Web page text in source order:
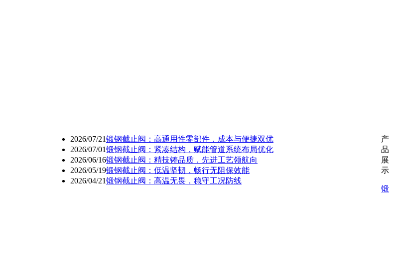
2026/07/21锻钢截止阀：高通用性零部件，成本与便捷双优
2026/07/01锻钢截止阀：紧凑结构，赋能管道系统布局优化
2026/06/16锻钢截止阀：精技铸品质，先进工艺领航向
2026/05/19锻钢截止阀：低温坚韧，畅行无阻保效能
2026/04/21锻钢截止阀：高温无畏，稳守工况防线
产
品
展
示
锻